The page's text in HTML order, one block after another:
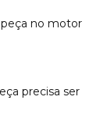
peça no motor
precisa ser